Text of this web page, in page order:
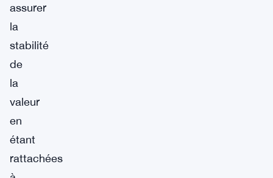
assurer
la
stabilité
de
la
valeur
en
étant
rattachées